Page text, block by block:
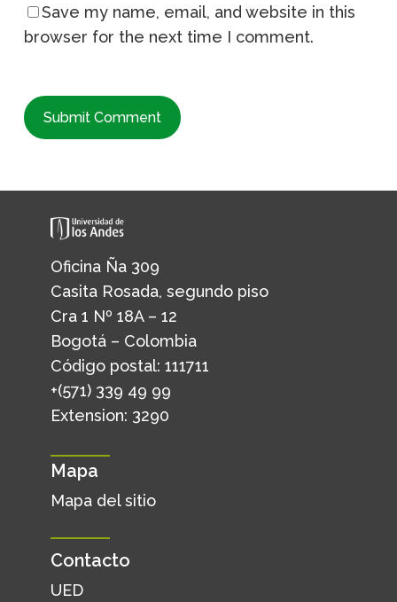
Save my name, email, and website in this
browser for the next time I comment.
Oficina Ña 309
Casita Rosada, segundo piso
Cra 1 Nº 18A – 12
Bogotá – Colombia
Código postal: 111711
+(571) 339 49 99
Extension: 3290
Mapa
Mapa del sitio
Contacto
UED